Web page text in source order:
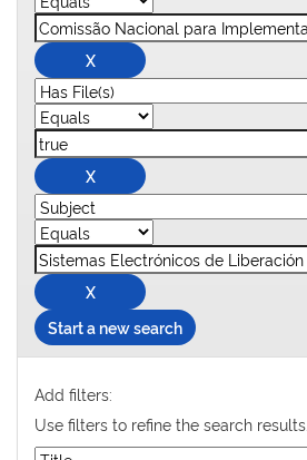
Start a new search
Add filters:
Use filters to refine the search results.